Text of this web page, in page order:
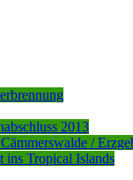
2013
/
ins Tropical Islands